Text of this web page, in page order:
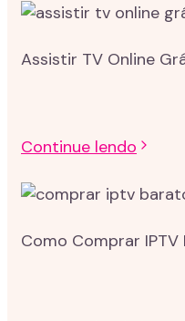
Assistir TV Online
Continue lendo
Como Comprar